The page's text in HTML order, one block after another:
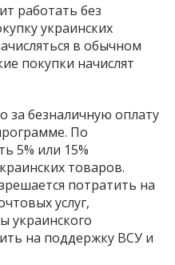
работать без
украинских
в обычном
покупки начислят
за безналичную оплату
По
5% или 15%
товаров.
потратить на
услуг,
украинского
на поддержку ВСУ и